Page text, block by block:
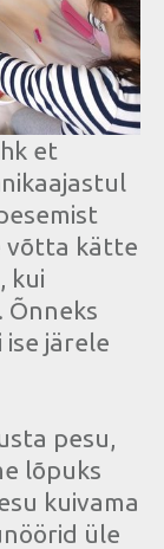
et
võtta kätte
kui
Õnneks
järele
pesu,
lõpuks
kuivama
üle